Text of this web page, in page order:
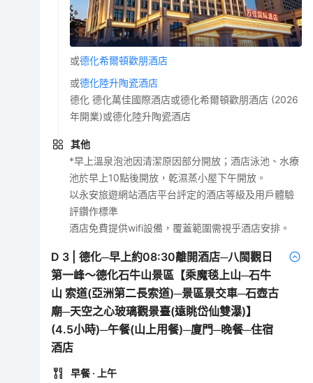
或德化希爾頓歡朋酒店
或德化陸升陶瓷酒店
德化 德化萬佳國際酒店或德化希爾頓歡朋酒店 (2026
年開業)或德化陸升陶瓷酒店
其他
*早上溫泉泡池因清潔原因部分開放；酒店泳池、水療
池於早上10點後開放，乾濕蒸小屋下午開放。
以永安旅遊網站酒店平台評定的酒店等級及用戶體驗
評鑽作標準
酒店免費提供wifi設備，覆蓋範圍需視乎酒店安排。
D 3 |德化─早上約08:30離開酒店─八閩觀日
第一峰～德化石牛山景區【乘魔毯上山─石牛
山 索道(亞洲第二長索道)─景區景交車─石壺古
廟─天空之心玻璃觀景臺(遠眺岱仙雙瀑)】
(4.5小時)─午餐(山上用餐)─廈門─晚餐─住宿
酒店
早餐 · 上午